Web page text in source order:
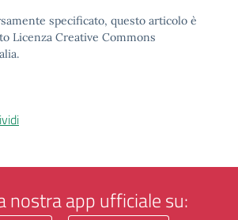
specificato, questo articolo è
Licenza Creative Commons
nostra app ufficiale su: